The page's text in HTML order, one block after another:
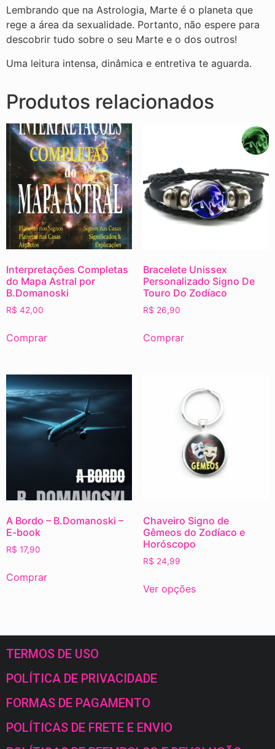
Lembrando que na Astrologia, Marte é o planeta que
rege a área da sexualidade. Portanto, não espere para
descobrir tudo sobre o seu Marte e o dos outros!
Uma leitura intensa, dinâmica e entretiva te aguarda.
Produtos relacionados
Interpretações Completas
do Mapa Astral por
B.Domanoski
R$ 42,00
Comprar
Bracelete Unissex
Personalizado Signo De
Touro Do Zodíaco
R$ 26,90
Comprar
A Bordo – B.Domanoski –
E-book
R$ 17,90
Comprar
Chaveiro Signo de
Gêmeos do Zodíaco e
Horóscopo
R$ 24,99
Ver opções
TERMOS DE USO
POLÍTICA DE PRIVACIDADE
FORMAS DE PAGAMENTO
POLÍTICAS DE FRETE E ENVIO